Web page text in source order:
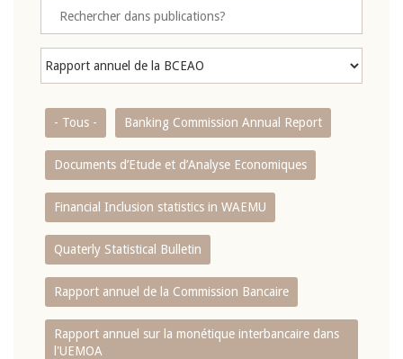
- Tous - Banking Commission Annual Report
Documents d’Etude et d’Analyse Economiques
Financial Inclusion statistics in WAEMU
Quaterly Statistical Bulletin
Rapport annuel de la Commission Bancaire
Rapport annuel sur la monétique interbancaire dans
l'UEMOA